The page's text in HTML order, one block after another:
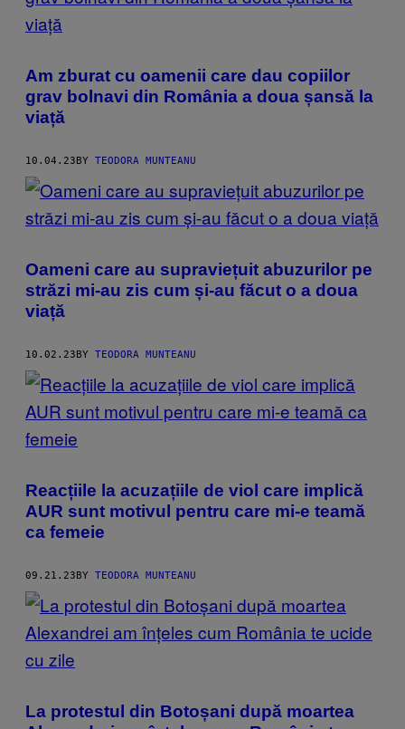
Am zburat cu oamenii care dau copiilor
grav bolnavi din România a doua șansă la
viață
10.04.23BY TEODORA MUNTEANU
Oameni care au supraviețuit abuzurilor pe
străzi mi-au zis cum și-au făcut o a doua
viață
10.02.23BY TEODORA MUNTEANU
Reacțiile la acuzațiile de viol care implică
AUR sunt motivul pentru care mi-e teamă
ca femeie
09.21.23BY TEODORA MUNTEANU
La protestul din Botoșani după moartea